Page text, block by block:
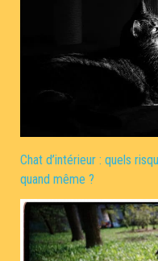
Chat d’intérieur : quels
quand même ?